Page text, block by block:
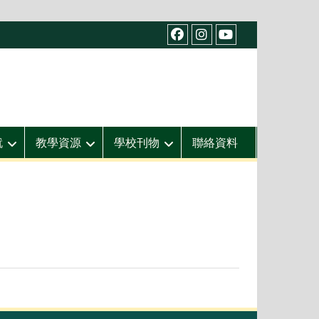
facebook
IG youtube
教學資源 學校刊物 聯絡資料